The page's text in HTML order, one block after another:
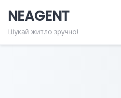
content
NEAGENT
Шукай житло зручно!